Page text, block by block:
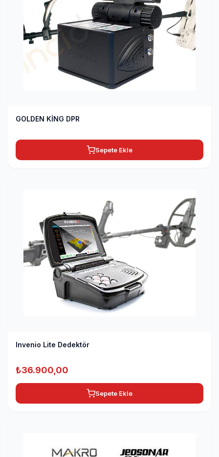
GOLDEN KİNG DPR
Sepete Ekle
Invenio Lite Dedektör
₺36.900,00
Sepete Ekle